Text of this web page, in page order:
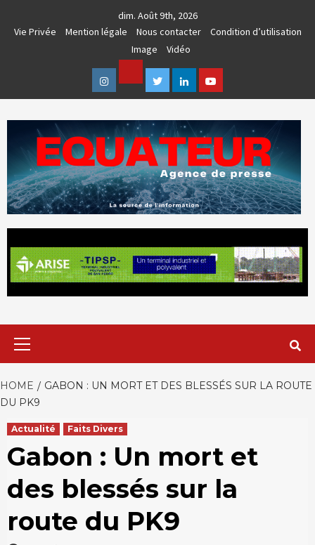
dim. Août 9th, 2026
Vie Privée
Mention légale Nous contacter
Condition d’utilisation
Image
Vidéo
Instagram
Facebook
TwitterLinkedinYoutube
EQUATEUR
HOME
GABON : UN MORT ET DES BLESSÉS SUR LA ROUTE
DU PK9
Actualité Faits Divers
Gabon : Un mort et
des blessés sur la
route du PK9